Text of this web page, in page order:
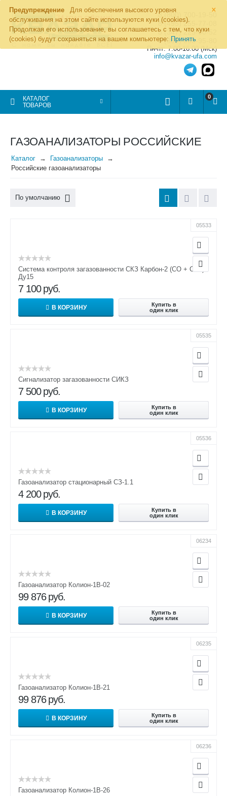
×
Предупреждение
Для обеспечения высокого уровня
обслуживания на этом сайте используются куки (cookies).
Продолжая его использование, вы соглашаетесь с тем, что куки
(cookies) будут сохраняться на вашем компьютере: Принять
8 (800) 700-19-50
8 (495) 255-77-08
8 (347) 225-00-52
8 (986) 963-95-80
Пн-пт: 7.00-16.00 (Мск)
info@kvazar-ufa.com
КАТАЛОГ
ТОВАРОВ
0
ГАЗОАНАЛИЗАТОРЫ РОССИЙСКИЕ
Каталог
Газоанализаторы
Российские газоанализаторы
По умолчанию
05533
Система контроля загазованности СКЗ Карбон-2 (СО + СН4)
Ду15
7 100 руб.
В КОРЗИНУ
Купить в
один клик
05535
Сигнализатор загазованности СИКЗ
7 500 руб.
В КОРЗИНУ
Купить в
один клик
05536
Газоанализатор стационарный СЗ-1.1
4 200 руб.
В КОРЗИНУ
Купить в
один клик
06234
Газоанализатор Колион-1В-02
99 876 руб.
В КОРЗИНУ
Купить в
один клик
06235
Газоанализатор Колион-1В-21
99 876 руб.
В КОРЗИНУ
Купить в
один клик
06236
Газоанализатор Колион-1В-26